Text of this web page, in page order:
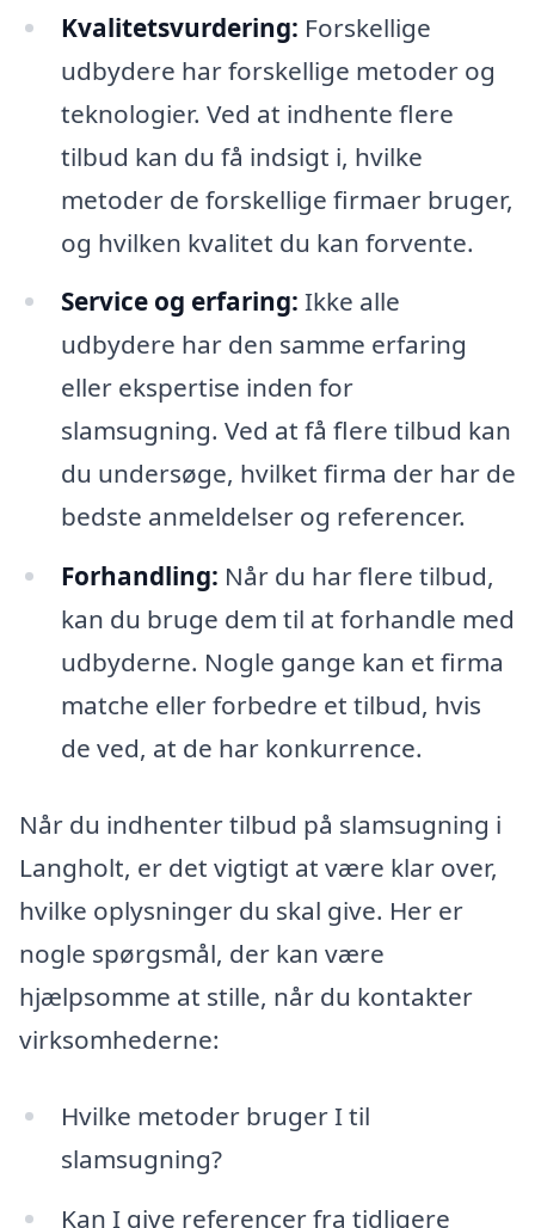
Kvalitetsvurdering: Forskellige
udbydere har forskellige metoder og
teknologier. Ved at indhente flere
tilbud kan du få indsigt i, hvilke
metoder de forskellige firmaer bruger,
og hvilken kvalitet du kan forvente.
Service og erfaring: Ikke alle
udbydere har den samme erfaring
eller ekspertise inden for
slamsugning. Ved at få flere tilbud kan
du undersøge, hvilket firma der har de
bedste anmeldelser og referencer.
Forhandling: Når du har flere tilbud,
kan du bruge dem til at forhandle med
udbyderne. Nogle gange kan et firma
matche eller forbedre et tilbud, hvis
de ved, at de har konkurrence.
Når du indhenter tilbud på slamsugning i
Langholt, er det vigtigt at være klar over,
hvilke oplysninger du skal give. Her er
nogle spørgsmål, der kan være
hjælpsomme at stille, når du kontakter
virksomhederne:
Hvilke metoder bruger I til
slamsugning?
Kan I give referencer fra tidligere